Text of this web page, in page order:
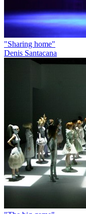
"Sharing home"
Denis Santacana